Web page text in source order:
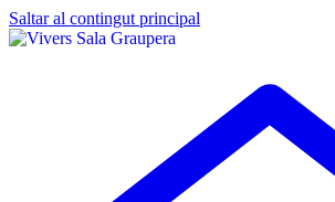
Saltar al contingut principal